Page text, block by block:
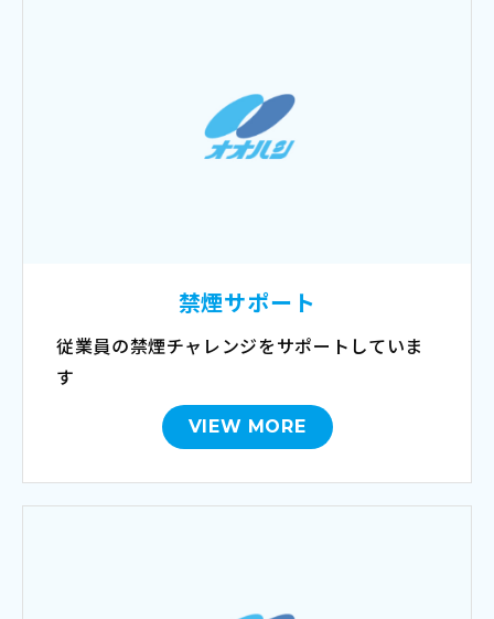
禁煙サポート
従業員の禁煙チャレンジをサポートしていま
す
VIEW MORE